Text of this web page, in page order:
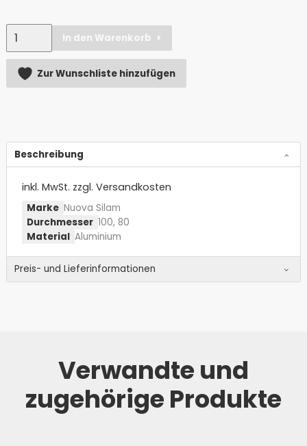
Anzahl
In den Warenkorb
Alternative:
Zur Wunschliste hinzufügen
Beschreibung
inkl. MwSt. zzgl. Versandkosten
Nuova Silam
Marke
100, 80
Durchmesser
Aluminium
Material
Preis- und Lieferinformationen
Verwandte und
zugehörige Produkte